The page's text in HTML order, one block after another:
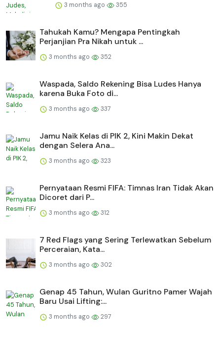
3 months ago 355
Tahukah Kamu? Mengapa Pentingkah
Perjanjian Pra Nikah untuk ...
3 months ago 352
Waspada, Saldo Rekening Bisa Ludes Hanya
karena Buka Foto di...
3 months ago 337
Jamu Naik Kelas di PIK 2, Kini Makin Dekat
dengan Selera Ana...
3 months ago 323
Pernyataan Resmi FIFA: Timnas Iran Tidak Akan
Dicoret dari P...
3 months ago 312
7 Red Flags yang Sering Terlewatkan Sebelum
Perceraian, Kata...
3 months ago 302
Genap 45 Tahun, Wulan Guritno Pamer Wajah
Baru Usai Lifting:...
3 months ago 297